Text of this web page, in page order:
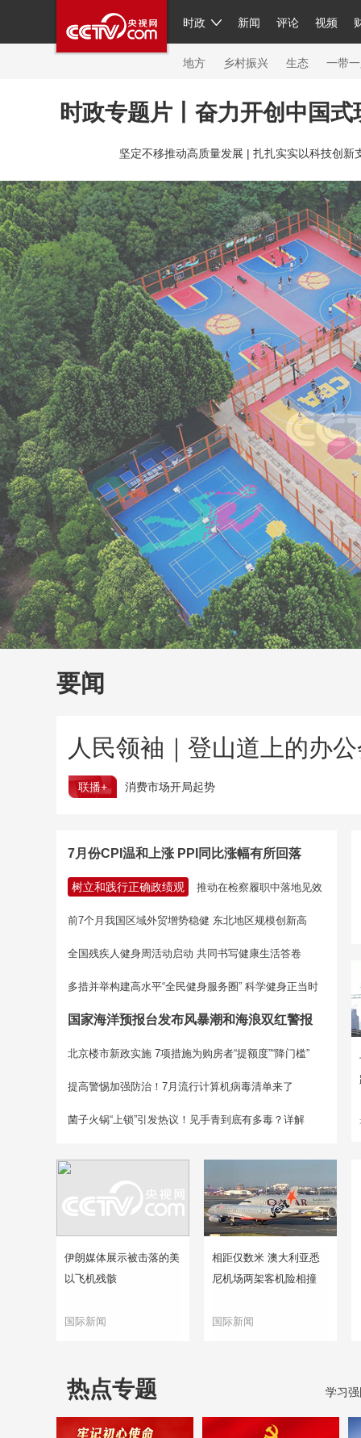
时政 新闻 评论 视频
人民领袖习近平 联播+ 中国
直播 片库 栏目大全 节目单
繁体 海外频道 iPanda
地方 乡村振兴 生态 一带
总台春晚 网络春晚 共产党员网 秧纪录 纪
新闻 国内 国际 评论 经济 军事 科技
人民领袖习近平 联播+ 热解读 天天学习 习
视频 小央视频 小央直播 直播中国 熊猫频
现场 前线 比划 快看 蓝海中国 新兵请入
体育 直播 竞猜 2026年世界杯 2026年冬奥
VIP会员 CCTV奥林匹克频道 生活体育大会
财经 教育 乡村振兴 生态环境 一带一路
大国智造 大国展会 大国保险 云顶对话 云
CCTV.节目官网 直播 节目单 栏目 片库
时政专题片丨奋力开创中国
坚定不移推动高质量发展 | 扎扎实实以科技创新
要闻
人民领袖｜登山道上的办
联播+ 消费市场开局起势
7月份CPI温和上涨 PPI同比涨幅有所回落
树立和践行正确政绩观 推动在检察履职中落地见效
前7个月我国区域外贸增势稳健 东北地区规模创新高
全国残疾人健身周活动启动 共同书写健康生活答卷
多措并举构建高水平“全民健身服务圈” 科学健身正当时
国家海洋预报台发布风暴潮和海浪双红警报
北京楼市新政实施 7项措施为购房者“提额度”“降门槛”
提高警惕加强防治！7月流行计算机病毒清单来了
菌子火锅“上锁”引发热议！见手青到底有多毒？详解
伊朗媒体展示被击落的美
以飞机残骸
国际新闻
相距仅数米 澳大利亚悉
尼机场两架客机险相撞
国际新闻
热点专题 学习